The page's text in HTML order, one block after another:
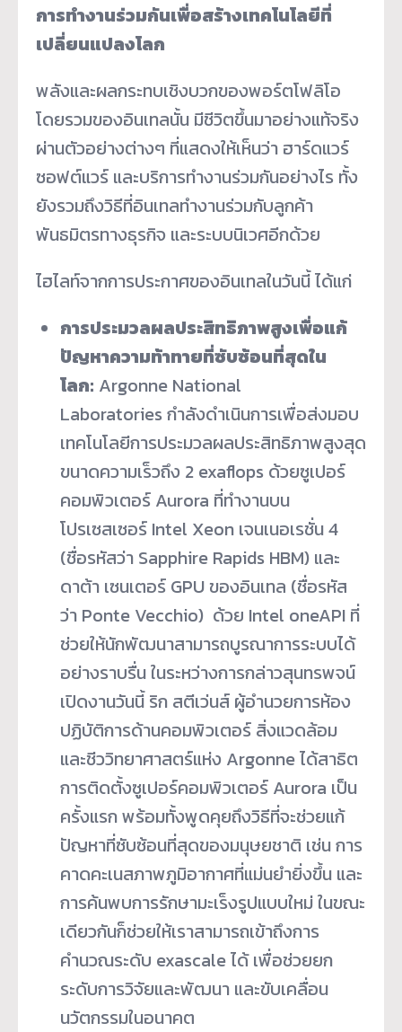
การทำงานร่วมกันเพื่อสร้างเทคโนโลยีที่
เปลี่ยนแปลงโลก
พลังและผลกระทบเชิงบวกของพอร์ตโฟลิโอ
โดยรวมของอินเทลนั้น มีชีวิตขึ้นมาอย่างแท้จริง
ผ่านตัวอย่างต่างๆ ที่แสดงให้เห็นว่า ฮาร์ดแวร์
ซอฟต์แวร์ และบริการทำงานร่วมกันอย่างไร ทั้ง
ยังรวมถึงวิธีที่อินเทลทำงานร่วมกับลูกค้า
พันธมิตรทางธุรกิจ และระบบนิเวศอีกด้วย
ไฮไลท์จากการประกาศของอินเทลในวันนี้ ได้แก่
การประมวลผลประสิทธิภาพสูงเพื่อแก้
ปัญหาความท้าทายที่ซับซ้อนที่สุดใน
โลก: Argonne National
Laboratories กำลังดำเนินการเพื่อส่งมอบ
เทคโนโลยีการประมวลผลประสิทธิภาพสูงสุด
ขนาดความเร็วถึง 2 exaflops ด้วยซูเปอร์
คอมพิวเตอร์ Aurora ที่ทำงานบน
โปรเซสเซอร์ Intel Xeon เจนเนอเรชั่น 4
(ชื่อรหัสว่า Sapphire Rapids HBM) และ
ดาต้า เซนเตอร์ GPU ของอินเทล (ชื่อรหัส
ว่า Ponte Vecchio) ด้วย Intel oneAPI ที่
ช่วยให้นักพัฒนาสามารถบูรณาการระบบได้
อย่างราบรื่น ในระหว่างการกล่าวสุนทรพจน์
เปิดงานวันนี้ ริก สตีเว่นส์ ผู้อำนวยการห้อง
ปฏิบัติการด้านคอมพิวเตอร์ สิ่งแวดล้อม
และชีววิทยาศาสตร์แห่ง Argonne ได้สาธิต
การติดตั้งซูเปอร์คอมพิวเตอร์ Aurora เป็น
ครั้งแรก พร้อมทั้งพูดคุยถึงวิธีที่จะช่วยแก้
ปัญหาที่ซับซ้อนที่สุดของมนุษยชาติ เช่น การ
คาดคะเนสภาพภูมิอากาศที่แม่นยำยิ่งขึ้น และ
การค้นพบการรักษามะเร็งรูปแบบใหม่ ในขณะ
เดียวกันก็ช่วยให้เราสามารถเข้าถึงการ
คำนวณระดับ exascale ได้ เพื่อช่วยยก
ระดับการวิจัยและพัฒนา และขับเคลื่อน
นวัตกรรมในอนาคต